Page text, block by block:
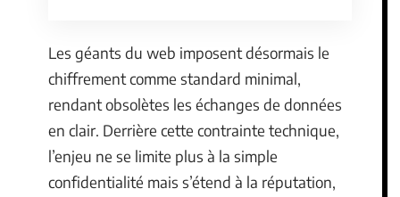
Les géants du web imposent désormais le
chiffrement comme standard minimal,
rendant obsolètes les échanges de données
en clair. Derrière cette contrainte technique,
l’enjeu ne se limite plus à la simple
confidentialité mais s’étend à la réputation,